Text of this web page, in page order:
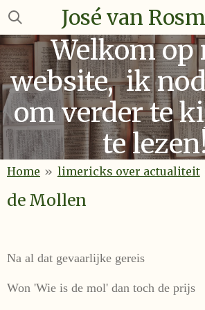
Ga
naar
de
hoofdinhoud
José van
Welkom op
website, ik
om verder te
te
Home » limericks over actualiteit
de Mollen
Na al dat gevaarlijke gereis
Won 'Wie is de mol' dan toch de prijs